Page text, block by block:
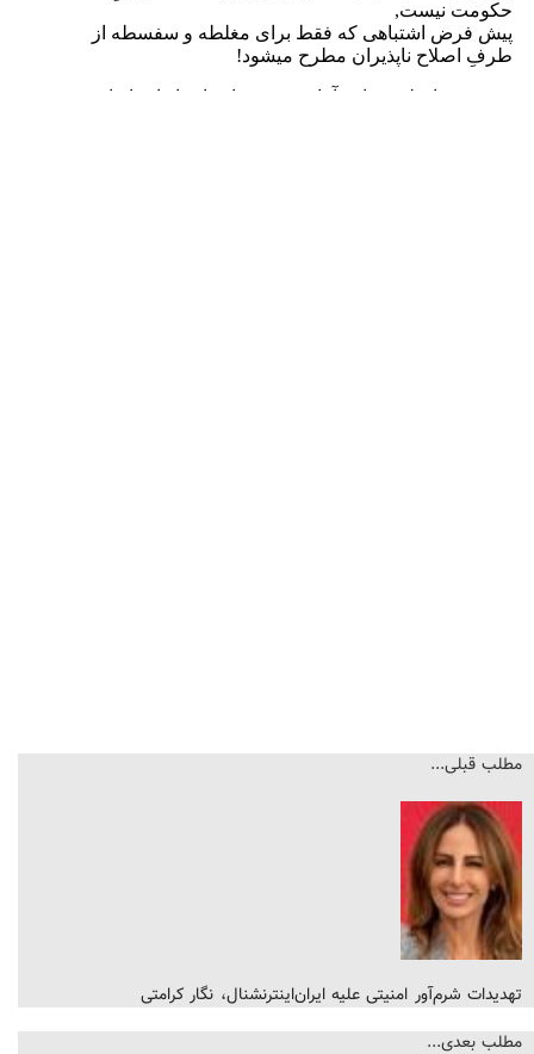
مطلب قبلی...
تهدیدات شرم‌آور امنیتی علیه ایران‌اینترنشنال، نگار کرامتی
مطلب بعدی...